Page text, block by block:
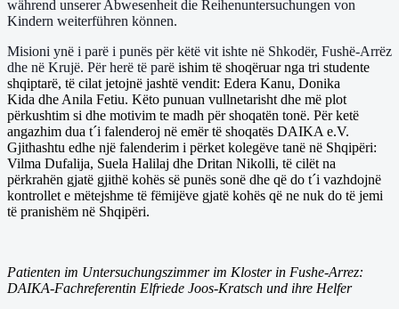
während unserer Abwesenheit die Reihenuntersuchungen von
Kindern weiterführen können.
Misioni ynë i parë i punës për këtë vit ishte në Shkodër, Fushë-Arrëz
dhe në Krujë. Për herë të parë ishim të shoqëruar nga tri studente
shqiptarë, të cilat jetojnë jashtë vendit: Edera Kanu, Donika
Kida dhe Anila Fetiu. Këto punuan vullnetarisht dhe më plot
përkushtim si dhe motivim te madh për shoqatën tonë. Për ketë
angazhim dua t´i falenderoj në emër të shoqatës DAIKA e.V.
Gjithashtu edhe një falenderim i përket kolegëve tanë në Shqipëri:
Vilma Dufalija, Suela Halilaj dhe Dritan Nikolli, të cilët na
përkrahën gjatë gjithë kohës së punës sonë dhe që do t´i vazhdojnë
kontrollet e mëtejshme të fëmijëve gjatë kohës që ne nuk do të jemi
të pranishëm në Shqipëri.
Patienten im Untersuchungszimmer im Kloster in Fushe-Arrez:
DAIKA-Fachreferentin Elfriede Joos-Kratsch und ihre Helfer